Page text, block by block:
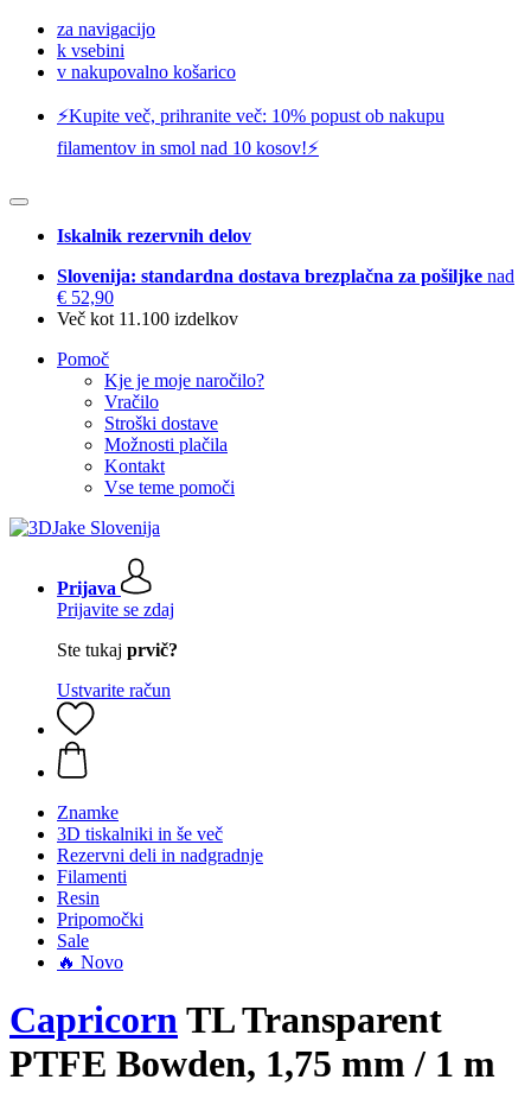
za navigacijo
k vsebini
v nakupovalno košarico
⚡️Kupite več, prihranite več: 10% popust ob nakupu
filamentov in smol nad 10 kosov!⚡️
Iskalnik rezervnih delov
Slovenija: standardna dostava brezplačna za pošiljke nad
€ 52,90
Več kot 11.100 izdelkov
Pomoč
Kje je moje naročilo?
Vračilo
Stroški dostave
Možnosti plačila
Kontakt
Vse teme pomoči
Prijava
Prijavite se zdaj
Ste tukaj prvič?
Ustvarite račun
Znamke
3D tiskalniki in še več
Rezervni deli in nadgradnje
Filamenti
Resin
Pripomočki
Sale
🔥 Novo
CapricornTL Transparent
PTFE Bowden, 1,75 mm / 1 m